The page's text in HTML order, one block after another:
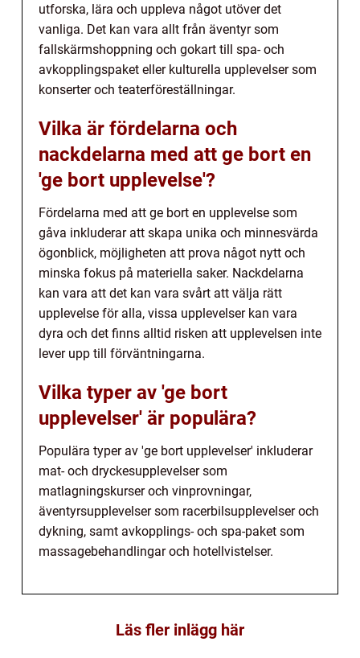
utforska, lära och uppleva något utöver det
vanliga. Det kan vara allt från äventyr som
fallskärmshoppning och gokart till spa- och
avkopplingspaket eller kulturella upplevelser som
konserter och teaterföreställningar.
Vilka är fördelarna och
nackdelarna med att ge bort en
'ge bort upplevelse'?
Fördelarna med att ge bort en upplevelse som
gåva inkluderar att skapa unika och minnesvärda
ögonblick, möjligheten att prova något nytt och
minska fokus på materiella saker. Nackdelarna
kan vara att det kan vara svårt att välja rätt
upplevelse för alla, vissa upplevelser kan vara
dyra och det finns alltid risken att upplevelsen inte
lever upp till förväntningarna.
Vilka typer av 'ge bort
upplevelser' är populära?
Populära typer av 'ge bort upplevelser' inkluderar
mat- och dryckesupplevelser som
matlagningskurser och vinprovningar,
äventyrsupplevelser som racerbilsupplevelser och
dykning, samt avkopplings- och spa-paket som
massagebehandlingar och hotellvistelser.
Läs fler inlägg här